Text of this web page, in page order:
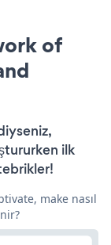
of
ilk
make nasıl